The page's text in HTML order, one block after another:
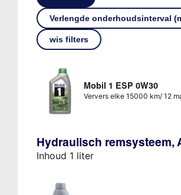
Verlengde onderhoudsinterval
wis filters
Mobil 1 ESP 0W30
Ververs elke 15000 km/ 12
Hydraulisch remsysteem,
Inhoud 1 liter